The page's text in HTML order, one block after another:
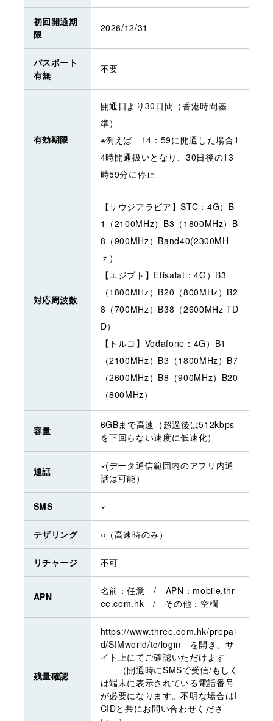
初回開通期
限
2026/12/31
パスポート
有無
不要
有効期限
開通日より30日間（香港時間基
準）
※例えば 14：59に開通した場合1
4時開通扱いとなり、30日後の13
時59分に停止
対応周波数
【サウジアラビア】STC：4G）B
1（2100MHz）B3（1800MHz）B
8（900MHz）Band40(2300MH
ｚ）
【エジプト】Etisalat：4G）B3
（1800MHz）B20（800MHz）B2
8（700MHz）B38（2600MHz TD
D）
【トルコ】Vodafone：4G）B1
（2100MHz）B3（1800MHz）B7
（2600MHz）B8（900MHz）B20
（800MHz）
容量
6GBまで高速（超過後は512kbps
を下回らない速度に低速化）
通話
×(データ通信範囲内のアプリ内通
話は可能）
SMS ×
テザリング ○（高速時のみ）
リチャージ 不可
APN
名前：任意 / APN：mobile.thr
ee.com.hk / その他：空欄
残量確認
https://www.three.com.hk/prepai
d/SIMworld/tc/login を開き、サ
イト上にてご確認いただけます
（開通時にSMSで受信/もしく
は端末に表示されている電話番号
が必要になります。不明な場合はI
CIDと共にお問い合わせくださ